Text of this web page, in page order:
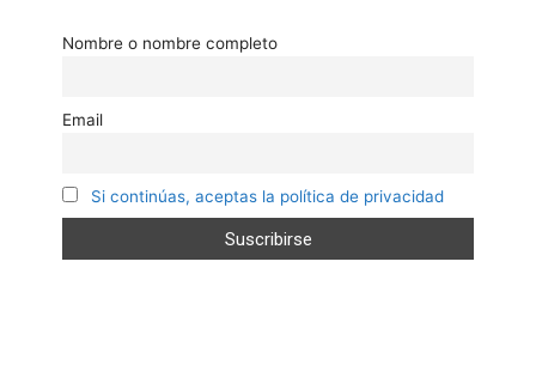
Nombre o nombre completo
Email
Si continúas, aceptas la política de privacidad